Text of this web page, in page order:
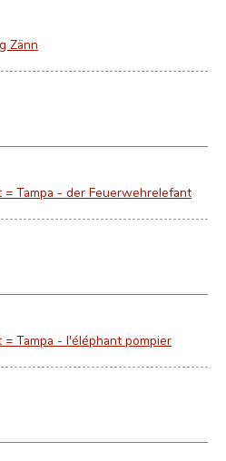
Zänn
Tampa - der Feuerwehrelefant
Tampa - l'éléphant pompier